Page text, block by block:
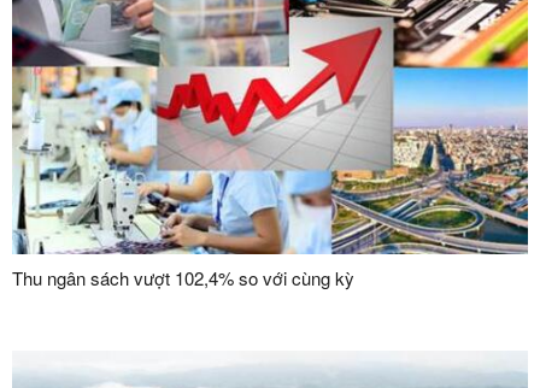
Thu ngân sách vượt 102,4% so với cùng kỳ